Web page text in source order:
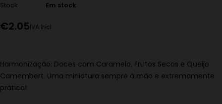
Stock Em stock
€2.05IVA Incl.
Harmonização: Doces com Caramelo, Frutos Secos e Queijo
Camembert. Uma miniatura sempre à mão e extremamente
prática!